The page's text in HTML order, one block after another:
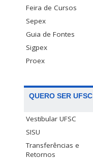
Feira de Cursos
Sepex
Guia de Fontes
Sigpex
Proex
QUERO SER UFSC
Vestibular UFSC
SISU
Transferências e
Retornos